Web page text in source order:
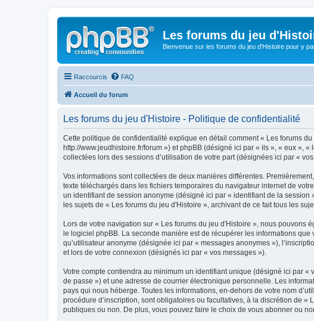
Les forums du jeu
Bienvenue sur les forums du jeu d'Histoire pour y
Raccourcis FAQ
Accueil du forum
Les forums du jeu d'Histoire - Politique de confidentialité
Cette politique de confidentialité explique en détail comment « Les forums
http://www.jeudhistoire.fr/forum ») et phpBB (désigné ici par « ils », « eux »,
collectées lors des sessions d’utilisation de votre part (désignées ici par «
Vos informations sont collectées de deux manières différentes.
texte téléchargés dans les fichiers temporaires du navigateur internet de
un identifiant de session anonyme (désigné ici par « identifiant de la
les sujets de « Les forums du jeu d'Histoire », archivant de ce fait tous les
Lors de votre navigation sur « Les forums du jeu d'Histoire », nous
le logiciel phpBB. La seconde manière est de récupérer les informations
qu’utilisateur anonyme (désignée ici par « messages anonymes »),
et lors de votre connexion (désignés ici par « vos messages »).
Votre compte contiendra au minimum un identifiant unique (désigné ici par
de passe ») et une adresse de courrier électronique personnelle. Les
pays qui nous héberge. Toutes les informations, en-dehors de votre nom
procédure d’inscription, sont obligatoires ou facultatives, à la discrétion de
publiques ou non. De plus, vous pouvez faire le choix de vous abonner ou